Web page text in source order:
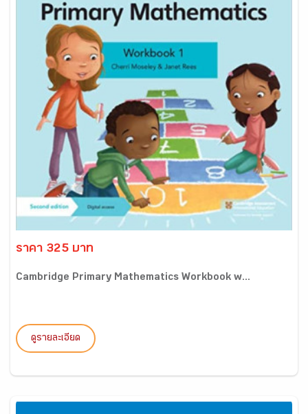
ราคา 325 บาท
Cambridge Primary Mathematics Workbook w...
ดูรายละเอียด